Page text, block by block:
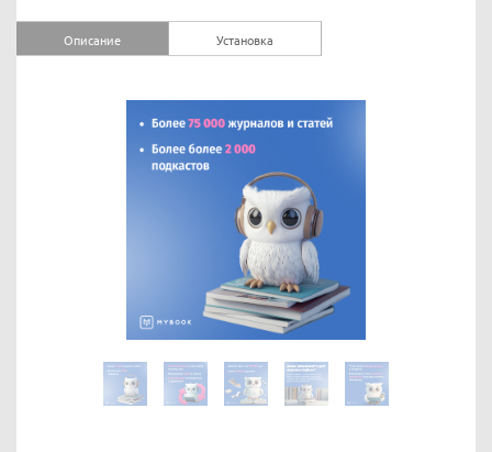
Описание Установка